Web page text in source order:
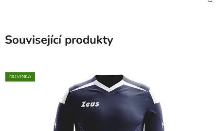
Související produkty
NOVINKA